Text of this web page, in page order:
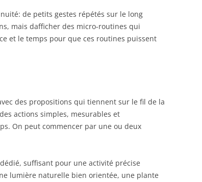
de petits gestes répétés sur le long
mais dafficher des micro-routines qui
et le temps pour que ces routines puissent
des propositions qui tiennent sur le fil de la
actions simples, mesurables et
On peut commencer par une ou deux
suffisant pour une activité précise
lumière naturelle bien orientée, une plante